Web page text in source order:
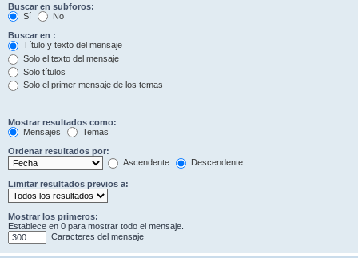
Buscar en subforos:
Sí
No
Buscar en :
Título y texto del mensaje
Solo el texto del mensaje
Solo títulos
Solo el primer mensaje de los temas
Mostrar resultados como:
Mensajes
Temas
Ordenar resultados por:
Ascendente
Descendente
Limitar resultados previos a:
Mostrar los primeros:
Establece en 0 para mostrar todo el mensaje.
Caracteres del mensaje